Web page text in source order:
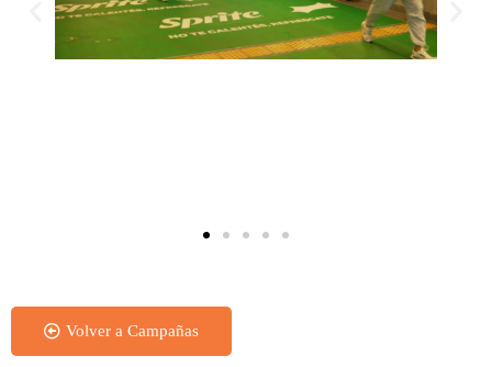
Volver a Campañas